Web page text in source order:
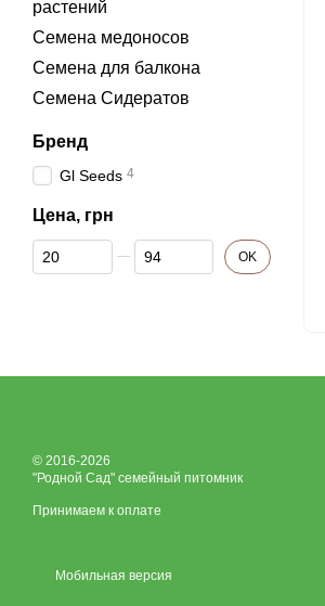
растений
Семена медоносов
Семена для балкона
Семена Сидератов
Бренд
Gl Seeds 4
Цена, грн
От Цена, грн
До Цена, грн OK
© 2016-2026
"Родной Сад" семейный питомник
Принимаем к оплате
Мобильная версия